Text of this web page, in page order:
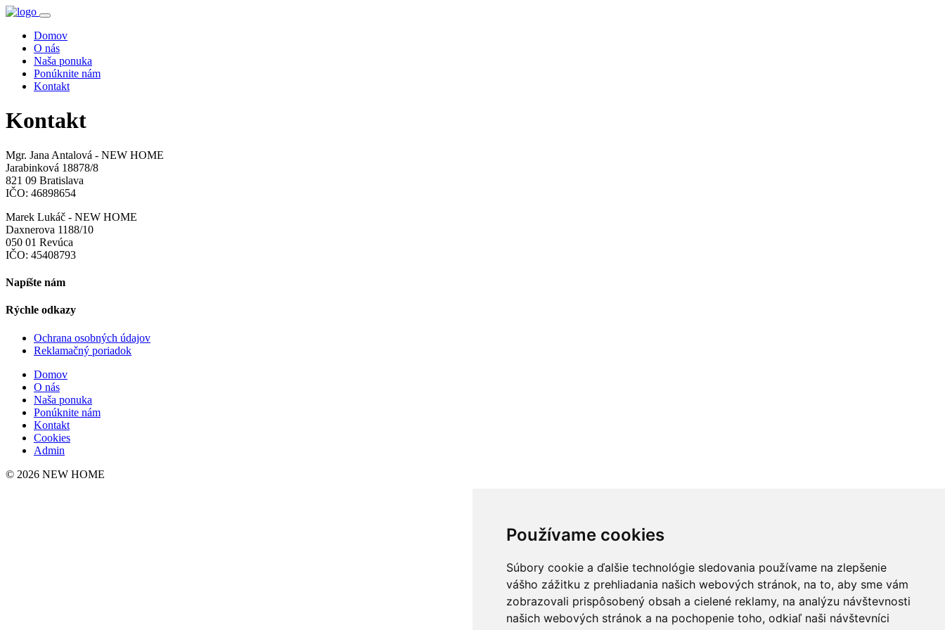
Používame cookies
Súbory cookie a ďalšie technológie sledovania používame na zlepšenie
vášho zážitku z prehliadania našich webových stránok, na to, aby sme vám
zobrazovali prispôsobený obsah a cielené reklamy, na analýzu návštevnosti
našich webových stránok a na pochopenie toho, odkiaľ naši návštevníci
Domov
O nás
Naša ponuka
Ponúknite nám
Kontakt
Kontakt
Mgr. Jana Antalová - NEW HOME
Jarabinková 18878/8
821 09 Bratislava
IČO: 46898654
Marek Lukáč - NEW HOME
Daxnerova 1188/10
050 01 Revúca
IČO: 45408793
Napíšte nám
Rýchle odkazy
Ochrana osobných údajov
Reklamačný poriadok
Domov
O nás
Naša ponuka
Ponúknite nám
Kontakt
Cookies
Admin
© 2026 NEW HOME